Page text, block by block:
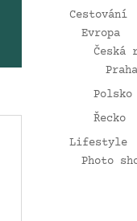
Cestování
Evropa
Česká
Praha
Polsko
Řecko
Lifestyle
Photo